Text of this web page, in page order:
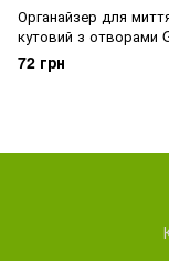
Органайзер для
кутовий з отворами
26х14х10 см білий
72 грн